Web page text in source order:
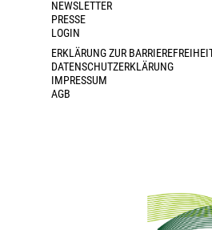
NEWSLETTER
PRESSE
LOGIN
ERKLÄRUNG ZUR
DATENSCHUTZERKLÄRUNG
IMPRESSUM
AGB